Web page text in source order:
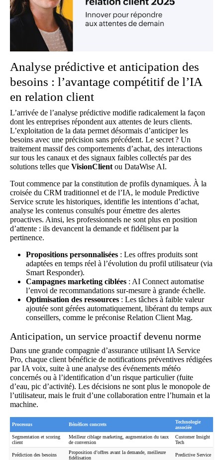
Analyse prédictive et anticipation des
besoins : l’avantage compétitif de l’IA
en relation client
L’arrivée de l’analyse prédictive modifie radicalement la façon
dont les entreprises répondent aux attentes de leurs clients.
L’exploitation de la data permet désormais d’anticiper les
besoins avec une précision sans précédent. Le secret ? Un
traitement massif des comportements d’achat, des interactions
sur tous les canaux et des signaux faibles collectés par des
solutions telles que VisionClient ou DataWise AI.
Tout commence par la constitution de profils dynamiques. À la
croisée du CRM traditionnel et de l’IA, le module Predictive
Service scrute les historiques, identifie les intentions d’achat,
analyse les contenus consultés pour émettre des alertes
proactives. Ainsi, les professionnels ne sont plus en position
d’attente : ils devancent la demande et fidélisent par la
pertinence.
Propositions personnalisées : Les offres produits sont
adaptées en temps réel à l’évolution du profil utilisateur (via
Smart Responder).
Campagnes marketing ciblées : AI Connect automatise
l’envoi de recommandations sur-mesure à grande échelle.
Optimisation des ressources : Les tâches à faible valeur
ajoutée sont gérées automatiquement, libérant du temps aux
conseillers, comme le préconise Relation Client Mag.
Anticipation, un service proactif devenu norme
Dans une grande compagnie d’assurance utilisant IA Service
Pro, chaque client bénéficie de notifications préventives rédigées
par IA voix, suite à une analyse des événements météo
concernés ou à l’identification d’un risque particulier (fuite
d’eau, pic d’activité). Les décisions ne sont plus le monopole de
l’utilisateur, mais le fruit d’une collaboration entre l’humain et la
machine.
Processus Bénéfices concrets
Technologie
associée
Segmentation et scoring
client
Meilleur ciblage marketing, augmentation du taux
de conversion
Customer Insight
Tech
Prédiction des besoins
Proposition d’offres avant la demande, meilleure
fidélisation
Predictive Service